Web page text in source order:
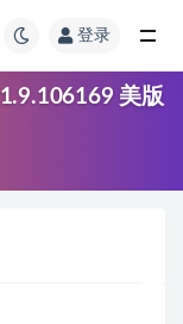
登录
美版